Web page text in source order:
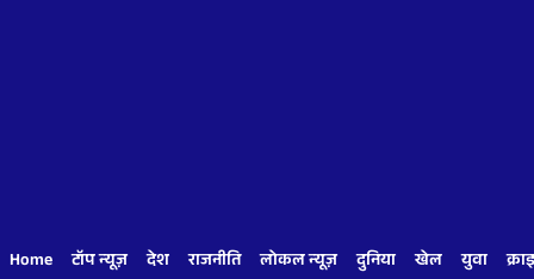
Home टॉप न्यूज़ देश राजनीति लोकल न्यूज़ दुनिया खेल युवा